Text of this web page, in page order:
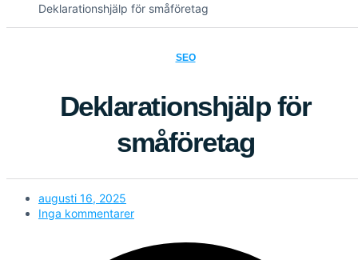
Deklarationshjälp för småföretag
SEO
Deklarationshjälp för
småföretag
augusti 16, 2025
Inga kommentarer